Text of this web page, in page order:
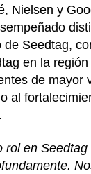
Nielsen y
de Seedtag,
en la
de mayor
al
rol en